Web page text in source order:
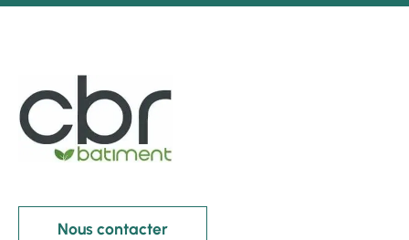
Nous contacter